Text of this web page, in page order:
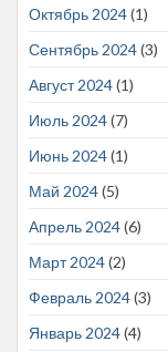
Октябрь 2024(1)
Сентябрь 2024(3)
Август 2024(1)
Июль 2024(7)
Июнь 2024(1)
Май 2024(5)
Апрель 2024(6)
Март 2024(2)
Февраль 2024(3)
Январь 2024(4)